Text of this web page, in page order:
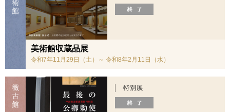
美術館収蔵品展
令和7年11月29日（土）～ 令和8年2月11日（水）